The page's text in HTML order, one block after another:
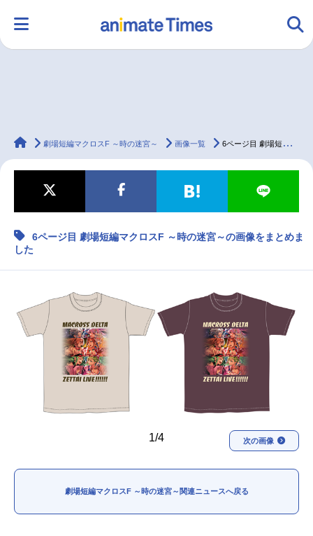
ラジオ みんなの声 グッズ 映画
マンガ・ラノベ ゲーム・アプリ 音楽 コスプレ
2.5次元
アニメ記事一覧 声優記事一覧
アニメ映画一覧 実写化映画一覧
今期アニメ曜日別一覧
FOLLOW US
animateTimes
劇場短編マクロスF ～時の迷宮～ 画像一覧 6ページ目 劇場短編マクロスF ～時の迷宮～の画像をまとめました
6ページ目 劇場短編マクロスF ～時の迷宮～の画像をまとめま
した
1/4 次の画像
劇場短編マクロスF ～時の迷宮～関連ニュースへ戻る